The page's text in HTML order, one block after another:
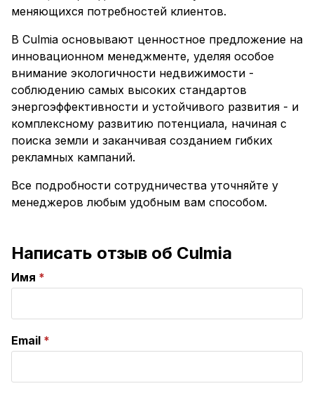
меняющихся потребностей клиентов.
В Culmia основывают ценностное предложение на
инновационном менеджменте, уделяя особое
внимание экологичности недвижимости -
соблюдению самых высоких стандартов
энергоэффективности и устойчивого развития - и
комплексному развитию потенциала, начиная с
поиска земли и заканчивая созданием гибких
рекламных кампаний.
Все подробности сотрудничества уточняйте у
менеджеров любым удобным вам способом.
Написать отзыв об Culmia
Имя
Email